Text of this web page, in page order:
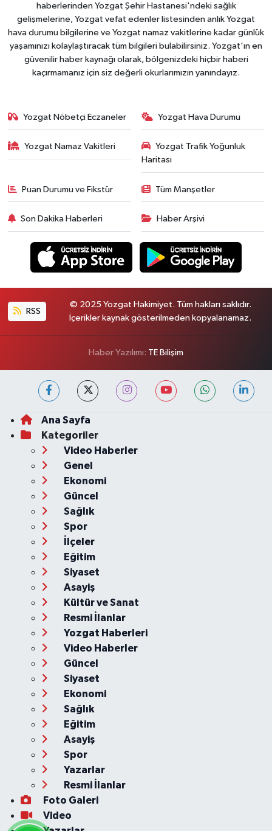
haberlerinden Yozgat Şehir Hastanesi'ndeki sağlık
gelişmelerine, Yozgat vefat edenler listesinden anlık Yozgat
hava durumu bilgilerine ve Yozgat namaz vakitlerine kadar günlük
yaşamınızı kolaylaştıracak tüm bilgileri bulabilirsiniz. Yozgat'ın en
güvenilir haber kaynağı olarak, bölgenizdeki hiçbir haberi
kaçırmamanız için siz değerli okurlarımızın yanındayız.
Yozgat Nöbetçi Eczaneler Yozgat Hava Durumu
Yozgat Namaz Vakitleri
Yozgat Trafik Yoğunluk
Haritası
Puan Durumu ve Fikstür Tüm Manşetler
Son Dakika Haberleri Haber Arşivi
RSS
© 2025 Yozgat Hakimiyet. Tüm hakları saklıdır.
İçerikler kaynak gösterilmeden kopyalanamaz.
Haber Yazılımı: TE Bilişim
Ana Sayfa
Kategoriler
Video Haberler
Genel
Ekonomi
Güncel
Sağlık
Spor
İlçeler
Eğitim
Siyaset
Asayiş
Kültür ve Sanat
Resmi İlanlar
Yozgat Haberleri
Video Haberler
Güncel
Siyaset
Ekonomi
Sağlık
Eğitim
Asayiş
Spor
Yazarlar
Resmi İlanlar
Foto Galeri
Video